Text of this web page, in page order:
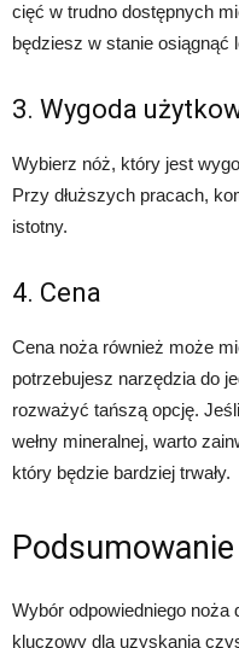
cięć w trudno dostępnych
będziesz w stanie osiągnąć
3. Wygoda
Wybierz nóż, który jest
Przy dłuższych pracach,
istotny.
4. Cena
Cena noża również może
potrzebujesz narzędzia do
rozważyć tańszą opcję.
wełny mineralnej, warto
który będzie bardziej trwały.
Podsumowanie
Wybór odpowiedniego noża
kluczowy dla uzyskania